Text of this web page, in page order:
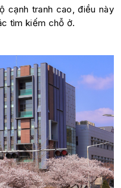
cạnh tranh cao, điều này
tìm kiếm chỗ ở.